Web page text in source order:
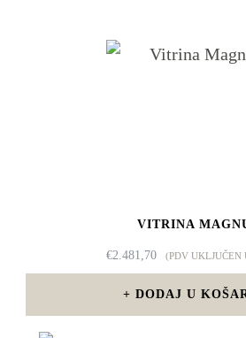
VITRINA
€2.481,70 (PDV UKLJUČEN
DODAJ U